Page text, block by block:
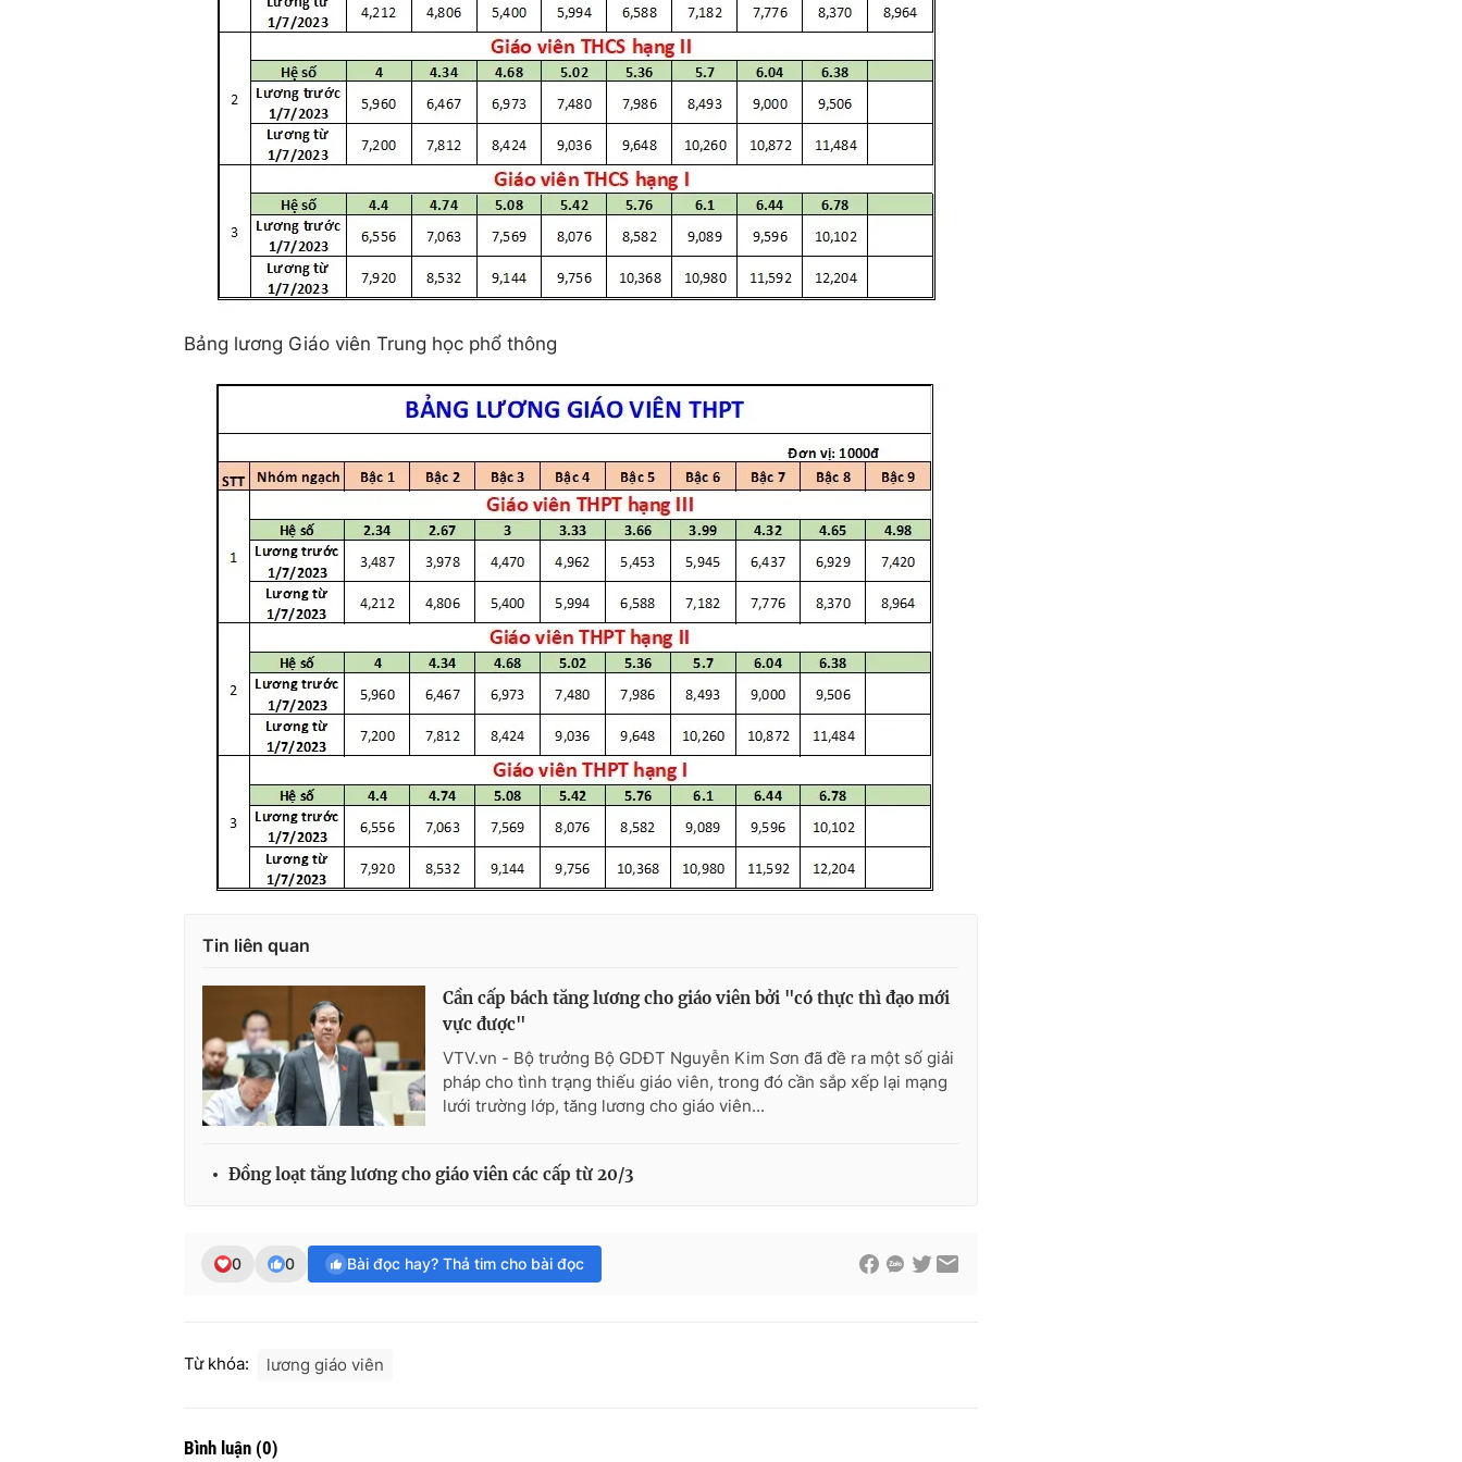
Bảng lương Giáo viên Trung học phổ thông
Tin liên quan
Cần cấp bách tăng lương cho giáo viên bởi "có thực thì đạo mới
vực được"
VTV.vn - Bộ trưởng Bộ GDĐT Nguyễn Kim Sơn đã đề ra một số giải
pháp cho tình trạng thiếu giáo viên, trong đó cần sắp xếp lại mạng
lưới trường lớp, tăng lương cho giáo viên...
Đồng loạt tăng lương cho giáo viên các cấp từ 20/3
0 0 Bài đọc hay? Thả tim cho bài đọc
Từ khóa: lương giáo viên
Bình luận (0)